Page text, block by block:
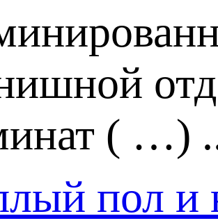
( …)
пол и